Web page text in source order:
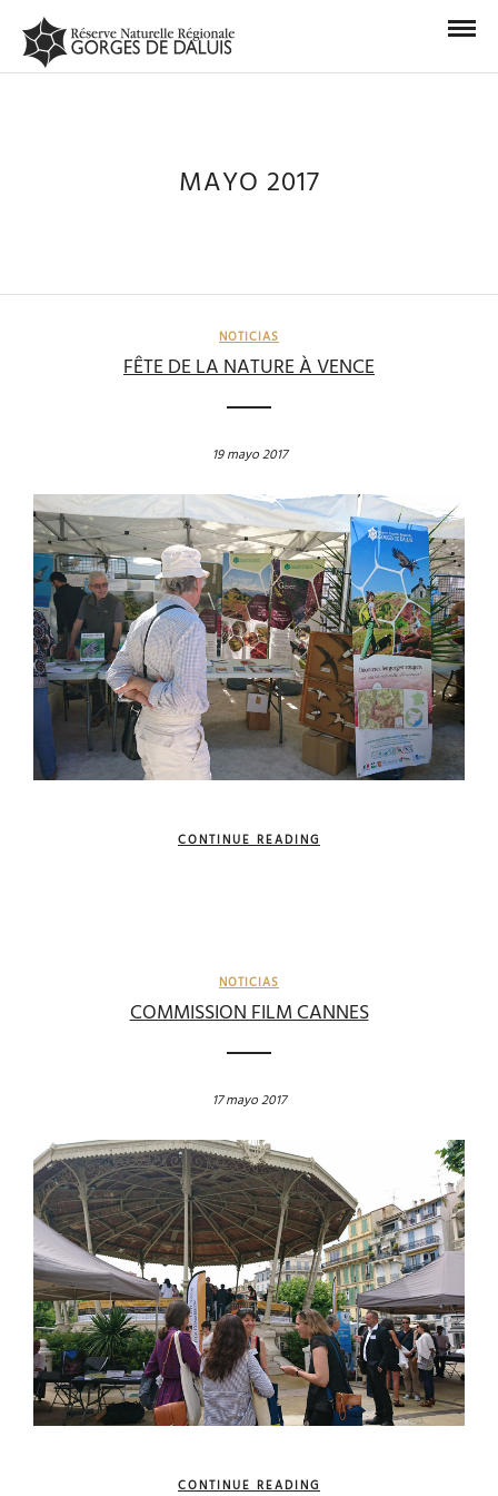
MAYO 2017
NOTICIAS
FÊTE DE LA NATURE À VENCE
19 mayo 2017
CONTINUE READING
NOTICIAS
COMMISSION FILM CANNES
17 mayo 2017
CONTINUE READING